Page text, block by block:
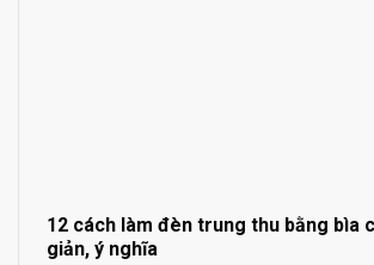
12 cách làm đèn trung thu bằng bìa
giản, ý nghĩa